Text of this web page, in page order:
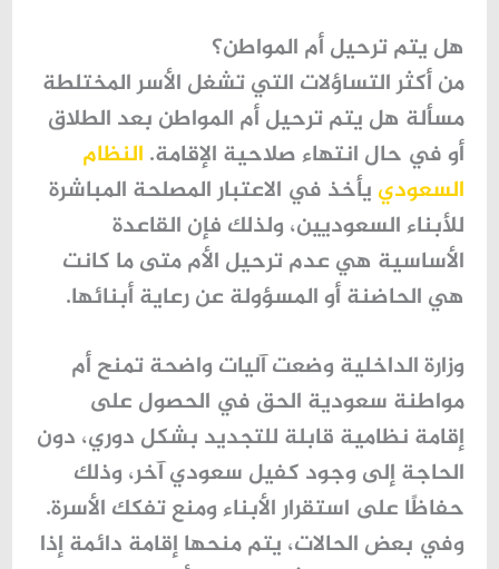
هل يتم ترحيل أم المواطن؟
من أكثر التساؤلات التي تشغل الأسر المختلطة
مسألة هل يتم ترحيل أم المواطن بعد الطلاق
أو في حال انتهاء صلاحية الإقامة. النظام
السعودي يأخذ في الاعتبار المصلحة المباشرة
للأبناء السعوديين، ولذلك فإن القاعدة
الأساسية هي عدم ترحيل الأم متى ما كانت
هي الحاضنة أو المسؤولة عن رعاية أبنائها.
وزارة الداخلية وضعت آليات واضحة تمنحأم
مواطنة سعودية الحق في الحصول على
إقامة نظامية قابلة للتجديد بشكل دوري، دون
الحاجة إلى وجود كفيل سعودي آخر، وذلك
حفاظًا على استقرار الأبناء ومنع تفكك الأسرة.
وفي بعض الحالات، يتم منحهاإقامة دائمةإذا